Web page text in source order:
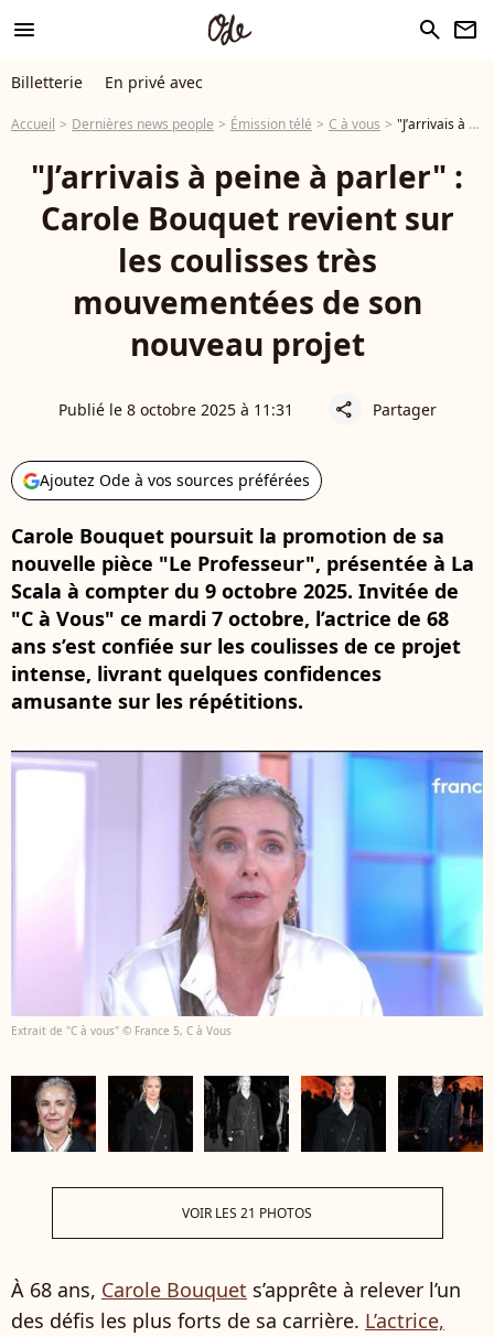
menu search newsletter
Billetterie En privé avec
Accueil Dernières news people Émission télé C à vous "J’arrivais à peine à parler" : Carole Bouquet revient sur les coulisses très mouvementées de son nouveau projet
"J’arrivais à peine à parler" :
Carole Bouquet revient sur
les coulisses très
mouvementées de son
nouveau projet
Publié le 8 octobre 2025 à 11:31 share Partager
Ajoutez Ode à vos sources préférées
Carole Bouquet poursuit la promotion de sa
nouvelle pièce "Le Professeur", présentée à La
Scala à compter du 9 octobre 2025. Invitée de
"C à Vous" ce mardi 7 octobre, l’actrice de 68
ans s’est confiée sur les coulisses de ce projet
intense, livrant quelques confidences
amusante sur les répétitions.
Extrait de "C à vous" © France 5, C à Vous
VOIR LES 21 PHOTOS
À 68 ans, Carole Bouquet s’apprête à relever l’un
des défis les plus forts de sa carrière. L’actrice,